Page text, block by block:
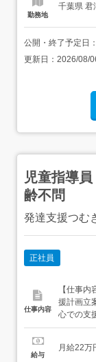
勤務地
千葉県 君
公開・終了予定日：
更新日： 2026/08/
児童指導
齢不問
発達支援つむ
正社員
仕事内容
【仕事
援計画立
心での支
準備、記
げる当グ
給与
月給22万